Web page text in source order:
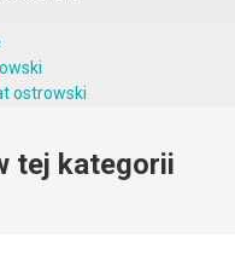
ostrowski
tej kategorii